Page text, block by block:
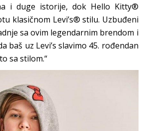
i duge istorije, dok Hello Kitty®
klasičnom Levi’s® stilu. Uzbuđeni
sa ovim legendarnim brendom i
baš uz Levi’s slavimo 45. rođendan
sa stilom.“